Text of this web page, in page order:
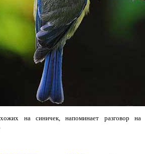
на синичек, напоминает разговор на